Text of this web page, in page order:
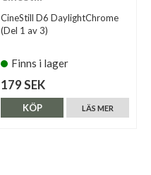
CineStill D6 DaylightChrome
(Del 1 av 3)
Finns i lager
179 SEK
LÄS MER
KÖP